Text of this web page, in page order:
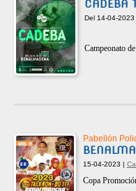
CADEBA
Del 14-04-
Campeonato
Pabellón
15-04-2023 |
Copa